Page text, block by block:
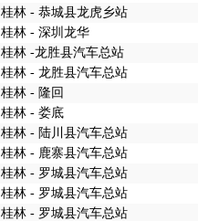
桂林 - 恭城县龙虎乡站
桂林 - 深圳龙华
桂林 -龙胜县汽车总站
桂林 - 龙胜县汽车总站
桂林 - 隆回
桂林 - 娄底
桂林 - 陆川县汽车总站
桂林 - 鹿寨县汽车总站
桂林 - 罗城县汽车总站
桂林 - 罗城县汽车总站
桂林 - 罗城县汽车总站